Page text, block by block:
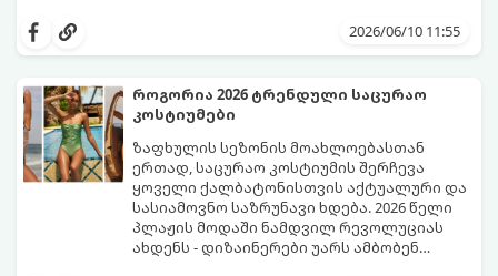
წვნიანი და რომანტიკული განწყობა
კლასიკური ალისფერიდან დაწყებული,
ექსპერიმენტებისთვის. გაიგეთ, რომელი
სამი მთავარი პრინტი იქნება ივნისის
ყველაზე ცხელი ტრენდი ფრჩხილების
მოდაში:
2026/06/10 11:55
როგორია 2026 ტრენდული საცურაო
კოსტიუმები
ზაფხულის სეზონის მოახლოებასთან
ერთად, საცურაო კოსტიუმის შერჩევა
ყოველი ქალბატონისთვის აქტუალური და
სასიამოვნო საზრუნავი ხდება. 2026 წელი
პლაჟის მოდაში ნამდვილ რევოლუციას
ახდენს - დიზაინერები უარს ამბობენ